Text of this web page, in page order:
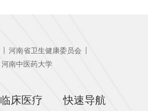
河南省卫生健康委员会
河南中医药大学
临床医疗 快速导航